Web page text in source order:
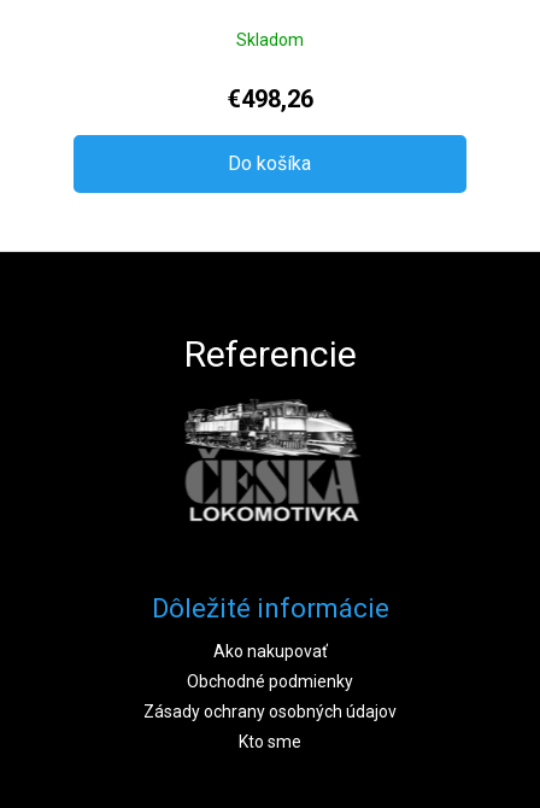
Skladom
€498,26
Do košíka
Referencie
Dôležité informácie
Ako nakupovať
Obchodné podmienky
Zásady ochrany osobných údajov
Kto sme